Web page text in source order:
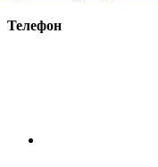
Телефон